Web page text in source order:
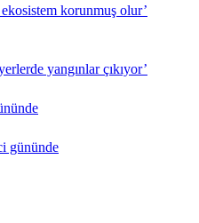
korunmuş olur’
yangınlar çıkıyor’
gününde